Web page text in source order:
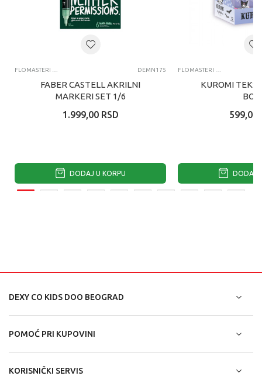
DEMN175
FABER CASTELL AKRILNI
MARKERI SET 1/6
1.999,00 RSD
DODAJ U KORPU
KUROMI
599,00
DODAJ
DEXY CO KIDS DOO BEOGRAD
POMOĆ PRI KUPOVINI
KORISNIČKI SERVIS